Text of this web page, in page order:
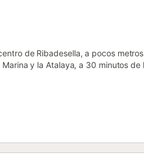
de Ribadesella, a pocos
y la Atalaya, a 30 minutos de
ofrecer a los huéspedes un
a cada detalle, desde la